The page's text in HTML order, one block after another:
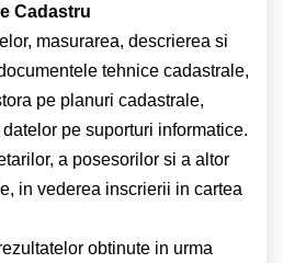
Cadastru
masurarea, descrierea si
tehnice cadastrale,
pe planuri cadastrale,
pe suporturi informatice.
a posesorilor si a altor
in vederea inscrierii in cartea
obtinute in urma